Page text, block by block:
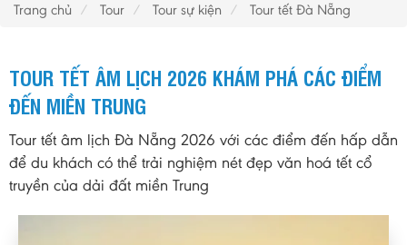
Trang chủ Tour Tour sự kiện Tour tết Đà Nẵng
TOUR TẾT ÂM LỊCH 2026 KHÁM PHÁ CÁC ĐIỂM
ĐẾN MIỀN TRUNG
Tour tết âm lịch Đà Nẵng 2026 với các điểm đến hấp dẫn
để du khách có thể trải nghiệm nét đẹp văn hoá tết cổ
truyền của dải đất miền Trung